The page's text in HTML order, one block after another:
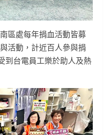
區處每年捐血活動皆募
活動，計近百人參與捐
到台電員工樂於助人及熱